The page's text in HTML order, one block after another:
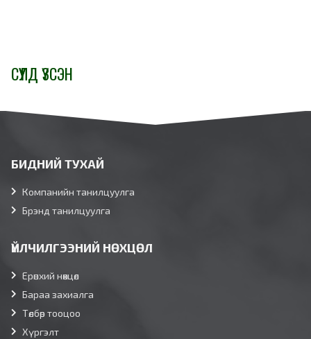
СҮҮЛД ҮЗСЭН
БИДНИЙ ТУХАЙ
Компанийн танилцуулга
Брэнд танилцуулга
ҮЙЛЧИЛГЭЭНИЙ НӨХЦӨЛ
Ерөнхий нөхцөл
Бараа захиалга
Төлбөр тооцоо
Хүргэлт